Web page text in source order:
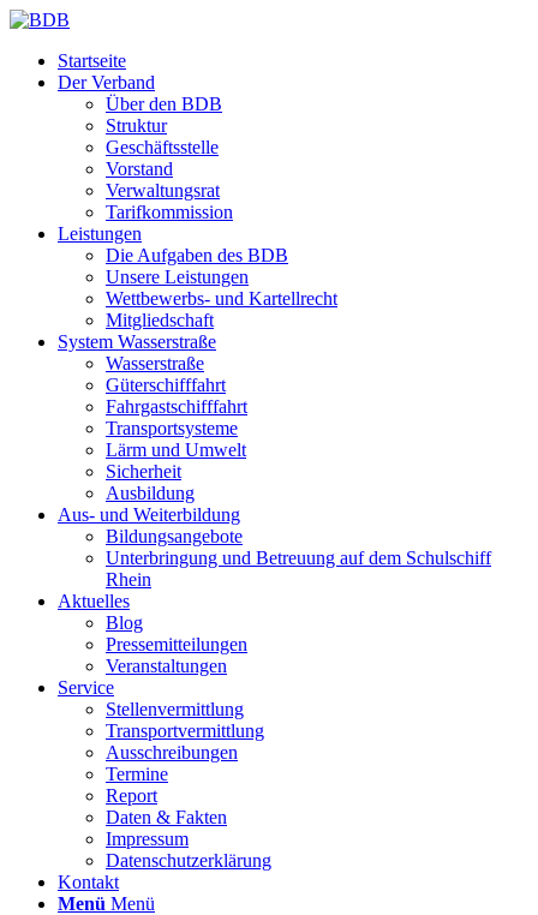
Startseite
Der Verband
Über den BDB
Struktur
Geschäftsstelle
Vorstand
Verwaltungsrat
Tarifkommission
Leistungen
Die Aufgaben des BDB
Unsere Leistungen
Wettbewerbs- und Kartellrecht
Mitgliedschaft
System Wasserstraße
Wasserstraße
Güterschifffahrt
Fahrgastschifffahrt
Transportsysteme
Lärm und Umwelt
Sicherheit
Ausbildung
Aus- und Weiterbildung
Bildungsangebote
Unterbringung und Betreuung auf dem Schulschiff
Rhein
Aktuelles
Blog
Pressemitteilungen
Veranstaltungen
Service
Stellenvermittlung
Transportvermittlung
Ausschreibungen
Termine
Report
Daten & Fakten
Impressum
Datenschutzerklärung
Kontakt
Menü Menü